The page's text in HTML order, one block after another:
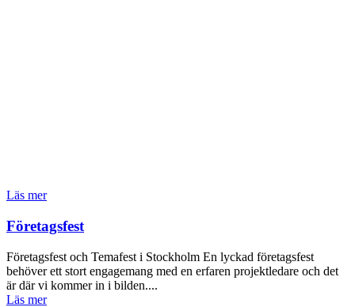
Läs mer
Företagsfest
Företagsfest och Temafest i Stockholm En lyckad företagsfest
behöver ett stort engagemang med en erfaren projektledare och det
är där vi kommer in i bilden....
Läs mer